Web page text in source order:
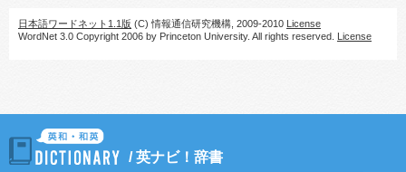
日本語ワードネット1.1版 (C) 情報通信研究機構, 2009-2010 License
WordNet 3.0 Copyright 2006 by Princeton University. All rights reserved. License
/英ナビ！辞書